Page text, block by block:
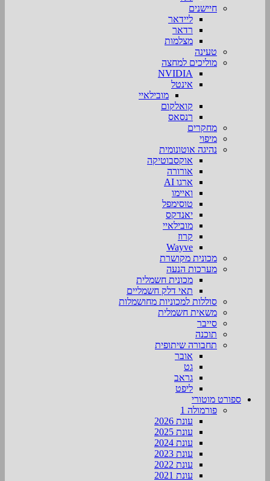
חיישנים
ליידאר
רדאר
מצלמות
טעינה
מוליכים למחצה
NVIDIA
אינטל
מובילאיי
קואלקום
רנסאס
מחקרים
מיפוי
נהיגה אוטונומית
אוקסבוטיקה
אורורה
ארגו AI
ואיימו
טוסימפל
יאנדקס
מובילאיי
קרוז
Wayve
מכונית מקושרת
מערכות הנעה
מכונית חשמלית
תאי דלק חשמליים
סוללות למכוניות מחושמלות
משאית חשמלית
סייבר
תוכנה
תחבורה שיתופית
אובר
גט
גראב
ליפט
ספורט מוטורי
פורמולה 1
עונת 2026
עונת 2025
עונת 2024
עונת 2023
עונת 2022
עונת 2021